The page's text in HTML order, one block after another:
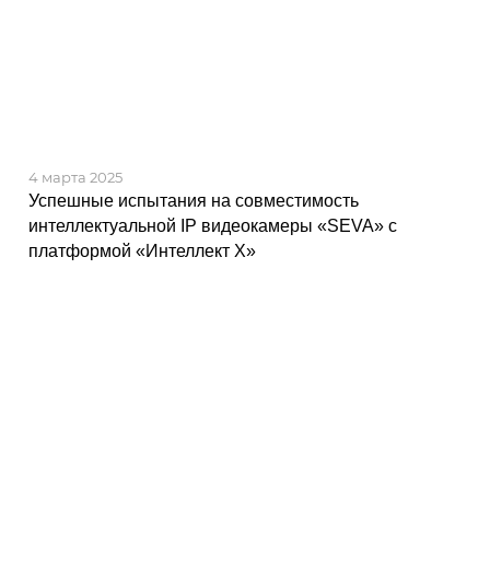
Успешные испытания на совместимость
интеллектуальной IP видеокамеры «SEVA» с
платформой «Интеллект Х»
4 марта 2025